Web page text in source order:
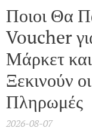
Ποιοι Θα
Voucher
Μάρκετ
Ξεκινούν οι
Πληρωμές
2026-08-07